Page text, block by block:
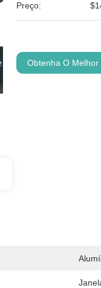
Preço:
Obtenha O Melhor